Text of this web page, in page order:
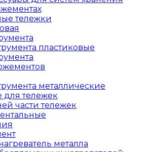
тележки
пластиковые
металлические
тележек
части тележек
металла